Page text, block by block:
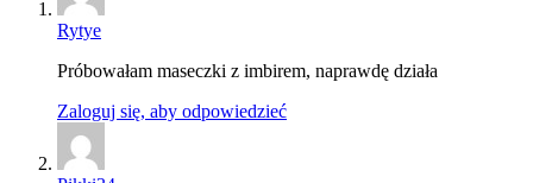
Rytye
Próbowałam maseczki z imbirem, naprawdę działa
Zaloguj się, aby odpowiedzieć